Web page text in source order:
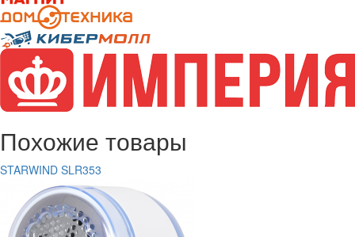
Похожие товары
STARWIND SLR353